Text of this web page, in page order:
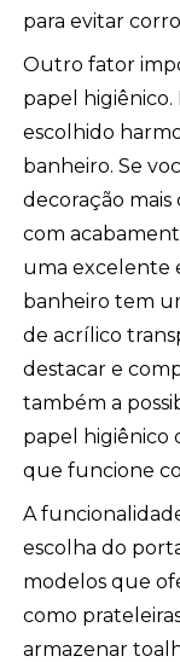
para evitar
Outro fator
papel
escolhido
banheiro. Se
decoração mais
com
uma excelente
banheiro tem
de acrílico
destacar e
também a
papel higiênico
que funcione
A
escolha do
modelos que
como
armazenar